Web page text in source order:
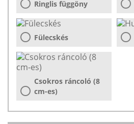
Ringlis függöny
Fülecskés
Csokros ráncoló (8
cm-es)